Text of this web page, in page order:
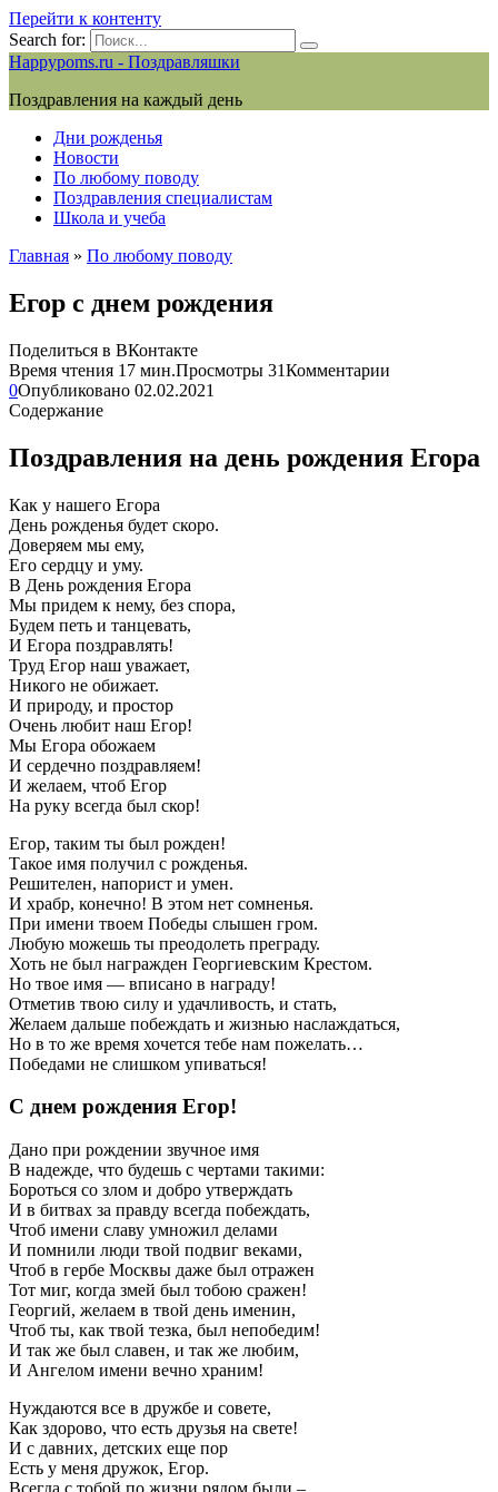
Перейти к контенту
Search for:
Happypoms.ru - Поздравляшки
Поздравления на каждый день
Дни рожденья
Новости
По любому поводу
Поздравления специалистам
Школа и учеба
Главная » По любому поводу
Егор с днем рождения
Поделиться в ВКонтакте
Время чтения 17 мин.Просмотры 31Комментарии
0Опубликовано 02.02.2021
Содержание
Поздравления на день рождения Егора
Как у нашего Егора
День рожденья будет скоро.
Доверяем мы ему,
Его сердцу и уму.
В День рождения Егора
Мы придем к нему, без спора,
Будем петь и танцевать,
И Егора поздравлять!
Труд Егор наш уважает,
Никого не обижает.
И природу, и простор
Очень любит наш Егор!
Мы Егора обожаем
И сердечно поздравляем!
И желаем, чтоб Егор
На руку всегда был скор!
Егор, таким ты был рожден!
Такое имя получил с рожденья.
Решителен, напорист и умен.
И храбр, конечно! В этом нет сомненья.
При имени твоем Победы слышен гром.
Любую можешь ты преодолеть преграду.
Хоть не был награжден Георгиевским Крестом.
Но твое имя — вписано в награду!
Отметив твою силу и удачливость, и стать,
Желаем дальше побеждать и жизнью наслаждаться,
Но в то же время хочется тебе нам пожелать…
Победами не слишком упиваться!
С днем рождения Егор!
Дано при рождении звучное имя
В надежде, что будешь с чертами такими:
Бороться со злом и добро утверждать
И в битвах за правду всегда побеждать,
Чтоб имени славу умножил делами
И помнили люди твой подвиг веками,
Чтоб в гербе Москвы даже был отражен
Тот миг, когда змей был тобою сражен!
Георгий, желаем в твой день именин,
Чтоб ты, как твой тезка, был непобедим!
И так же был славен, и так же любим,
И Ангелом имени вечно храним!
Нуждаются все в дружбе и совете,
Как здорово, что есть друзья на свете!
И с давних, детских еще пор
Есть у меня дружок, Егор.
Всегда с тобой по жизни рядом были –